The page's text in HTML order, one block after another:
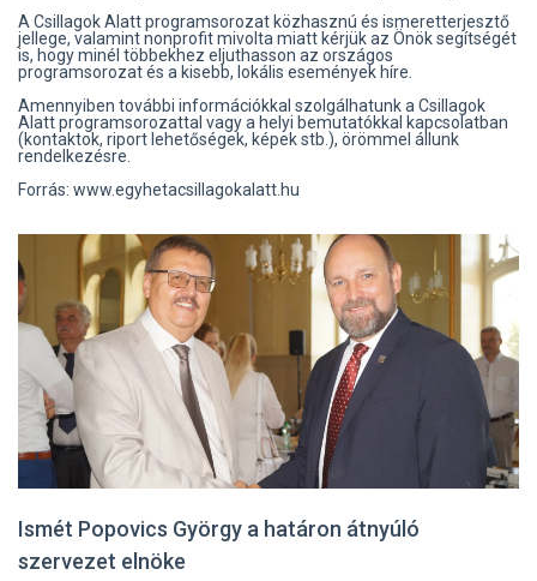
A Csillagok Alatt programsorozat közhasznú és ismeretterjesztő
jellege, valamint nonprofit mivolta miatt kérjük az Önök segítségét
is, hogy minél többekhez eljuthasson az országos
programsorozat és a kisebb, lokális események híre.
Amennyiben további információkkal szolgálhatunk a Csillagok
Alatt programsorozattal vagy a helyi bemutatókkal kapcsolatban
(kontaktok, riport lehetőségek, képek stb.), örömmel állunk
rendelkezésre.
Forrás: www.egyhetacsillagokalatt.hu
Ismét Popovics György a határon átnyúló
szervezet elnöke